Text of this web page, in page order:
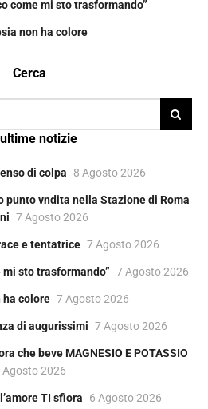
come mi sto trasformando”
non ha colore
Cerca
notizie
di colpa 8 Agosto 2026
punto vndita nella Stazione di Roma
7 Agosto 2026
e tentatrice 7 Agosto 2026
mi sto trasformando” 7 Agosto 2026
ha colore 7 Agosto 2026
di augurissimi 7 Agosto 2026
che beve MAGNESIO E POTASSIO
Agosto 2026
TI sfiora 6 Agosto 2026